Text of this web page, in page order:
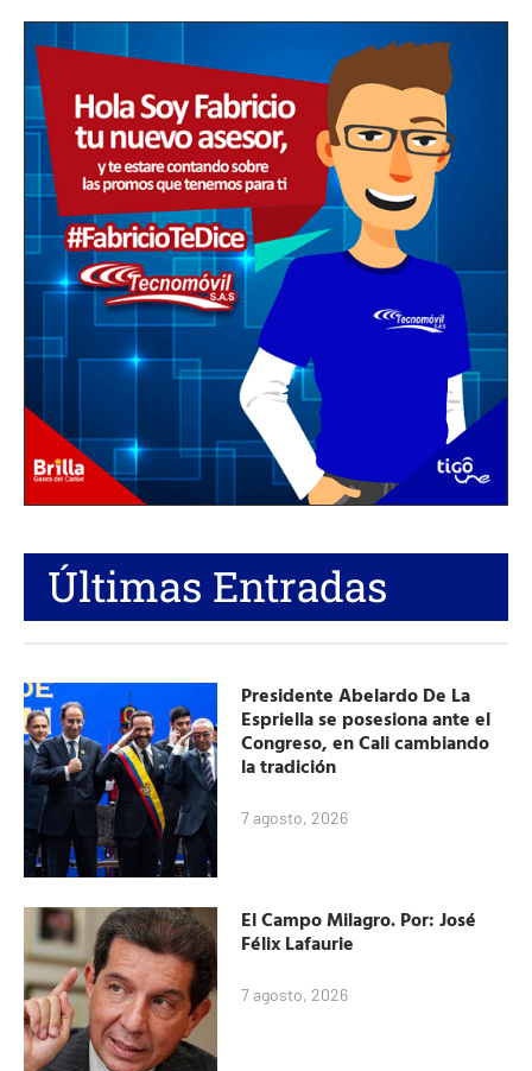
Últimas Entradas
Presidente Abelardo De La
Espriella se posesiona ante el
Congreso, en Cali cambiando
la tradición
7 agosto, 2026
El Campo Milagro. Por: José
Félix Lafaurie
7 agosto, 2026